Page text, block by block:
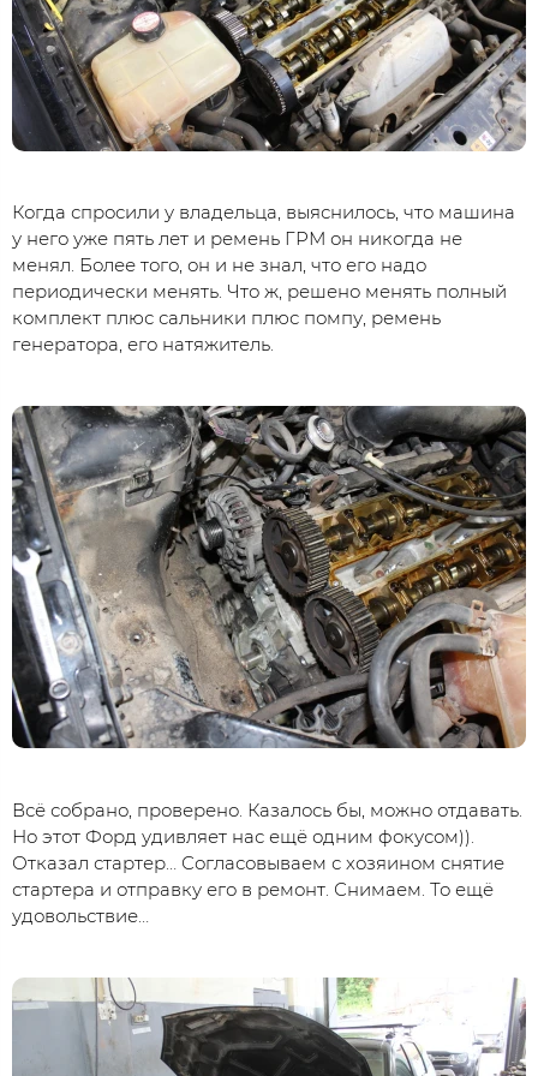
Когда спросили у владельца, выяснилось, что машина
у него уже пять лет и ремень ГРМ он никогда не
менял. Более того, он и не знал, что его надо
периодически менять. Что ж, решено менять полный
комплект плюс сальники плюс помпу, ремень
генератора, его натяжитель.
Всё собрано, проверено. Казалось бы, можно отдавать.
Но этот Форд удивляет нас ещё одним фокусом)).
Отказал стартер… Согласовываем с хозяином снятие
стартера и отправку его в ремонт. Снимаем. То ещё
удовольствие…